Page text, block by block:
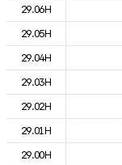
29.06H
29.05H
29.04H
29.03H
29.02H
29.01H
29.00H